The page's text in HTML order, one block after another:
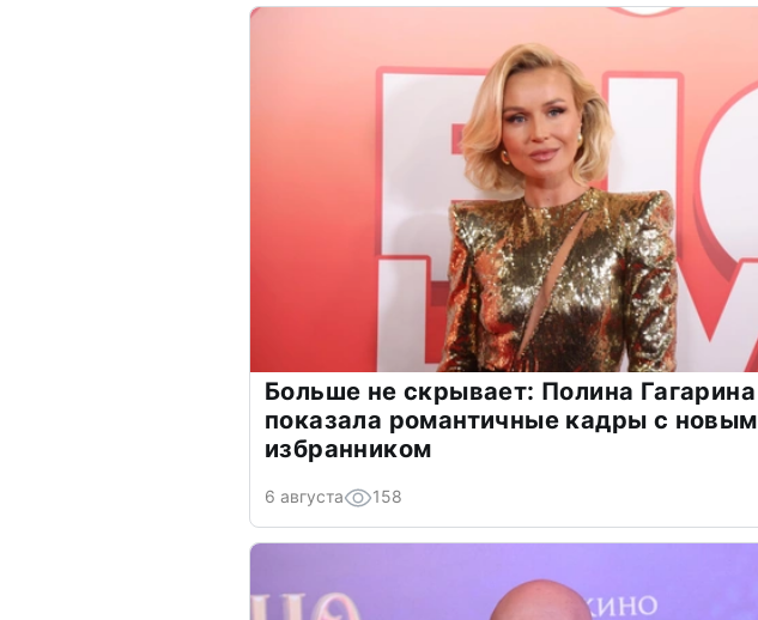
Больше не скрывает: Полина Гагарина
показала романтичные кадры с новым
избранником
6 августа 158